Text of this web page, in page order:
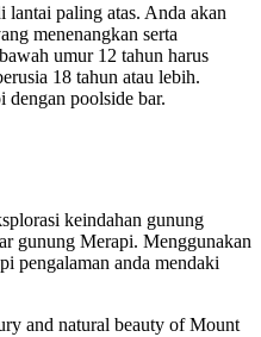
paling atas. Anda akan
menenangkan serta
umur 12 tahun harus
18 tahun atau lebih.
poolside bar.
keindahan gunung
gunung Merapi. Menggunakan
pengalaman anda mendaki
and natural beauty of Mount